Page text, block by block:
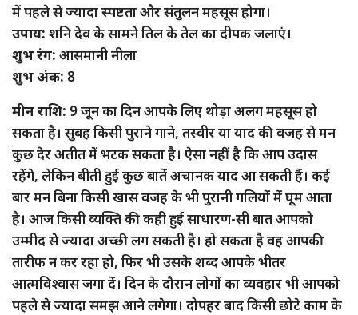
में पहले से ज्यादा स्पष्टता और संतुलन महसूस होगा।
उपाय: शनि देव के सामने तिल के तेल का दीपक जलाएं।
शुभ रंग: आसमानी नीला
शुभ अंक: 8
मीन राशि: 9 जून का दिन आपके लिए थोड़ा अलग महसूस हो
सकता है। सुबह किसी पुराने गाने, तस्वीर या याद की वजह से मन
कुछ देर अतीत में भटक सकता है। ऐसा नहीं है कि आप उदास
रहेंगे, लेकिन बीती हुई कुछ बातें अचानक याद आ सकती हैं। कई
बार मन बिना किसी खास वजह के भी पुरानी गलियों में घूम आता
है। आज किसी व्यक्ति की कही हुई साधारण-सी बात आपको
उम्मीद से ज्यादा अच्छी लग सकती है। हो सकता है वह आपकी
तारीफ न कर रहा हो, फिर भी उसके शब्द आपके भीतर
आत्मविश्वास जगा दें। दिन के दौरान लोगों का व्यवहार भी आपको
पहले से ज्यादा समझ आने लगेगा। दोपहर बाद किसी छोटे काम के